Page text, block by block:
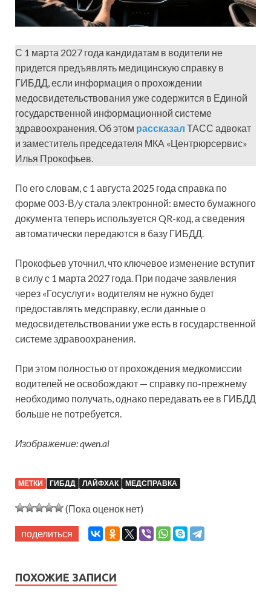
С 1 марта 2027 года кандидатам в водители не
придется предъявлять медицинскую справку в
ГИБДД, если информация о прохождении
медосвидетельствования уже содержится в Единой
государственной информационной системе
здравоохранения. Об этом рассказал ТАСС адвокат
и заместитель председателя МКА «Центрюрсервис»
Илья Прокофьев.
По его словам, с 1 августа 2025 года справка по
форме 003-В/у стала электронной: вместо бумажного
документа теперь используется QR-код, а сведения
автоматически передаются в базу ГИБДД.
Прокофьев уточнил, что ключевое изменение вступит
в силу с 1 марта 2027 года. При подаче заявления
через «Госуслуги» водителям не нужно будет
предоставлять медсправку, если данные о
медосвидетельствовании уже есть в государственной
системе здравоохранения.
При этом полностью от прохождения медкомиссии
водителей не освобождают — справку по-прежнему
необходимо получать, однако передавать ее в ГИБДД
больше не потребуется.
Изображение: qwen.ai
МЕТКИ ГИБДД ЛАЙФХАК МЕДСПРАВКА
(Пока оценок нет)
поделиться
ПОХОЖИЕ ЗАПИСИ